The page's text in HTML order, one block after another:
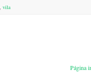
vila
Página